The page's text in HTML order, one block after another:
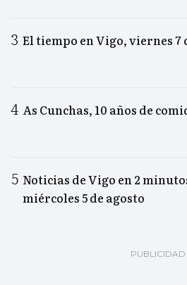
El tiempo en Vigo, viernes 7
As Cunchas, 10 años de
Noticias de Vigo en 2
miércoles 5 de agosto